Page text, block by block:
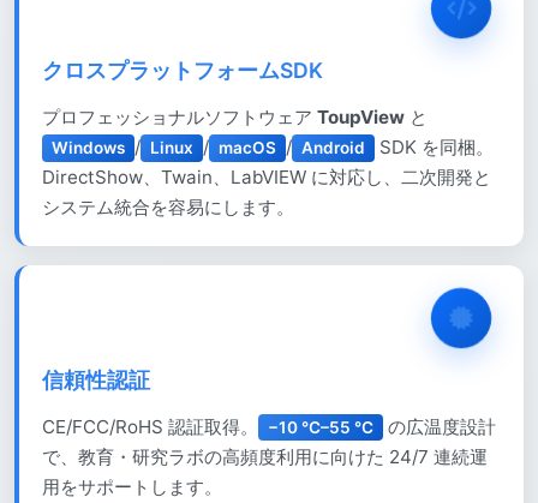
クロスプラットフォームSDK
プロフェッショナルソフトウェアToupView と
Windows / Linux / macOS / Android
SDK を同梱。
DirectShow、Twain、LabVIEW に対応し、二次開発と
システム統合を容易にします。
信頼性認証
CE/FCC/RoHS 認証取得。 −10 °C–55 °C
の広温度設計
で、教育・研究ラボの高頻度利用に向けた 24/7 連続運
用をサポートします。